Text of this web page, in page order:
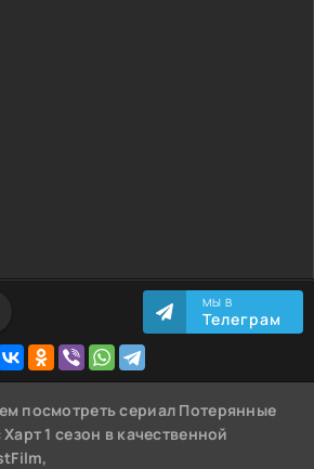
МЫ В
Телеграм
посмотреть сериал Потерянные
1 сезон в качественной